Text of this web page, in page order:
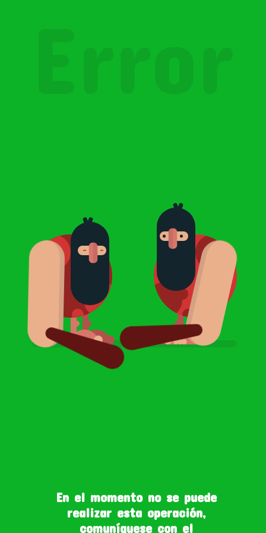
En el momento no se puede
realizar esta operación,
comuníquese con el